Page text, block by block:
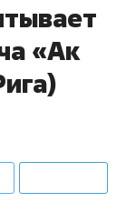
«Ак